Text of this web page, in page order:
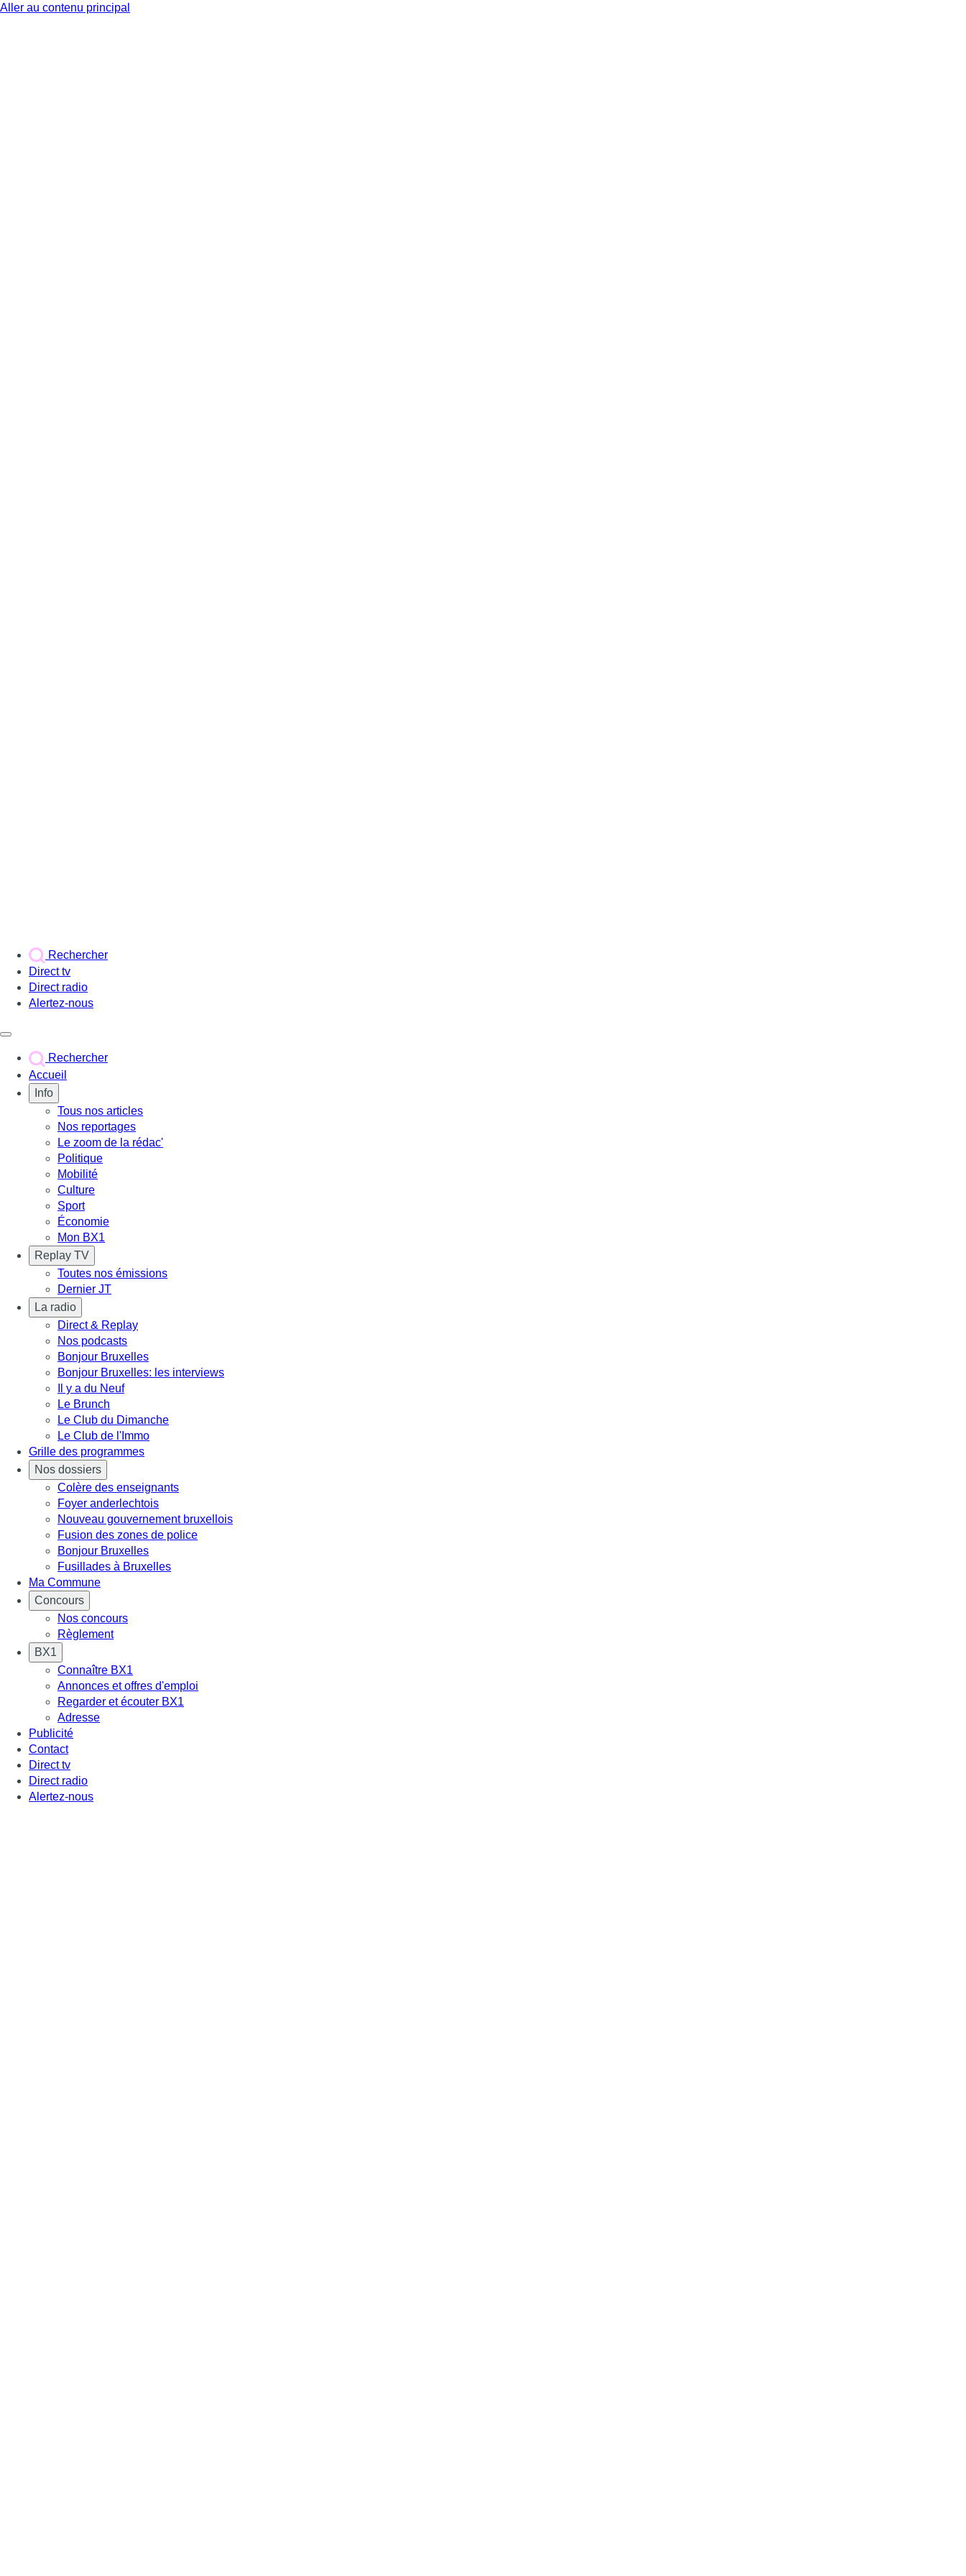
Aller au contenu principal
Rechercher
Direct tv
Direct radio
Alertez-nous
Rechercher
Accueil
Info
Tous nos articles
Nos reportages
Le zoom de la rédac'
Politique
Mobilité
Culture
Sport
Économie
Mon BX1
Replay TV
Toutes nos émissions
Dernier JT
La radio
Direct & Replay
Nos podcasts
Bonjour Bruxelles
Bonjour Bruxelles: les interviews
Il y a du Neuf
Le Brunch
Le Club du Dimanche
Le Club de l'Immo
Grille des programmes
Nos dossiers
Colère des enseignants
Foyer anderlechtois
Nouveau gouvernement bruxellois
Fusion des zones de police
Bonjour Bruxelles
Fusillades à Bruxelles
Ma Commune
Concours
Nos concours
Règlement
BX1
Connaître BX1
Annonces et offres d'emploi
Regarder et écouter BX1
Adresse
Publicité
Contact
Direct tv
Direct radio
Alertez-nous